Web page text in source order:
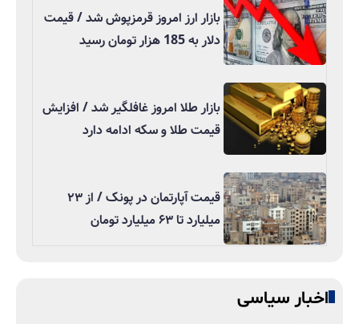
بازار ارز امروز قرمزپوش شد / قیمت
دلار به 185 هزار تومان رسید
بازار طلا امروز غافلگیر شد / افزایش
قیمت طلا و سکه ادامه دارد
قیمت آپارتمان در پونک / از ۲۳
میلیارد تا ۶۳ میلیارد تومان
اخبار سیاسی